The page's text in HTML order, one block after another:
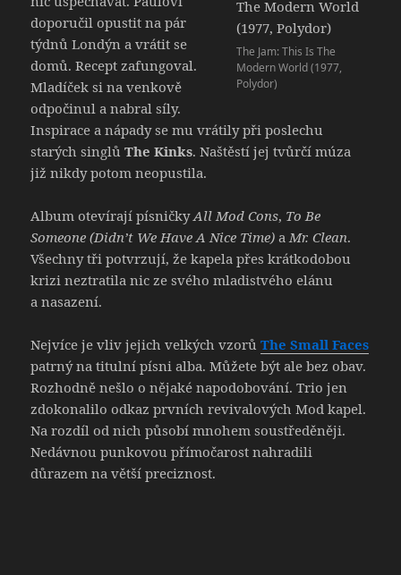
The Jam: This Is The
Modern World (1977,
Polydor)
doporučil opustit na pár
týdnů Londýn a vrátit se
domů. Recept zafungoval.
Mladíček si na venkově
odpočinul a nabral síly.
Inspirace a nápady se mu vrátily při poslechu
starých singlůThe Kinks. Naštěstí jej tvůrčí múza
již nikdy potom neopustila.
Album otevírají písničkyAll Mod Cons, To Be
Someone (Didn’t We Have A Nice Time) aMr. Clean.
Všechny tři potvrzují, že kapela přes krátkodobou
krizi neztratila nic ze svého mladistvého elánu
a nasazení.
Nejvíce je vliv jejich velkých vzorůThe Small Faces
patrný na titulní písni alba. Můžete být ale bez obav.
Rozhodně nešlo o nějaké napodobování. Trio jen
zdokonalilo odkaz prvních revivalových Mod kapel.
Na rozdíl od nich působí mnohem soustředěněji.
Nedávnou punkovou přímočarost nahradili
důrazem na větší preciznost.